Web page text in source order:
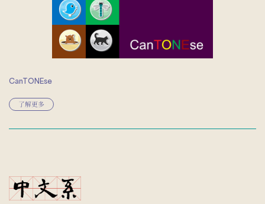
CanTONEse
了解更多